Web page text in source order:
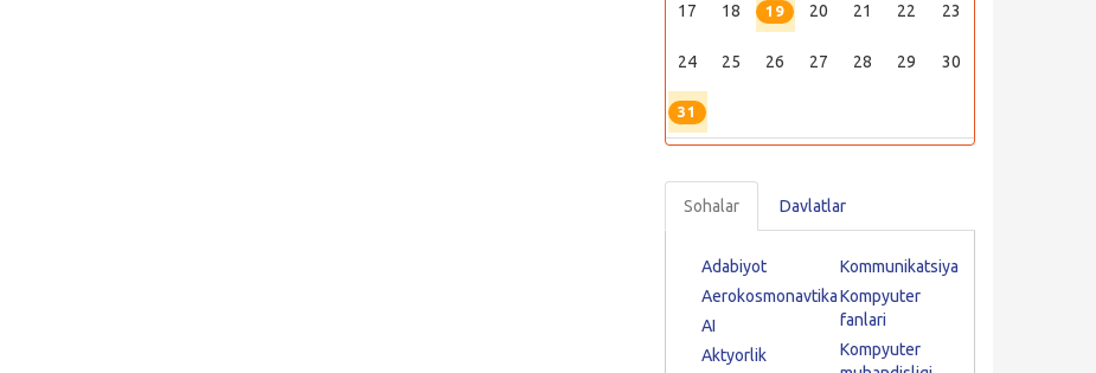
17 18 19 20 21 22 23
24 25 26 27 28 29 30
31
Sohalar Davlatlar
Adabiyot
Aerokosmonavtika
AI
Aktyorlik
Kommunikatsiya
Kompyuter
fanlari
Kompyuter